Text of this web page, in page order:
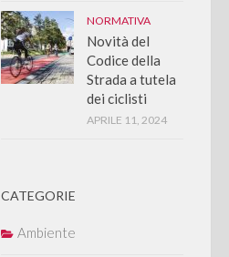
NORMATIVA
Novità del
Codice della
Strada a tutela
dei ciclisti
APRILE 11, 2024
CATEGORIE
Ambiente